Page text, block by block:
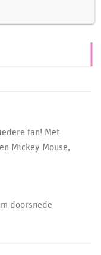
fan! Met
Mickey Mouse,
doorsnede